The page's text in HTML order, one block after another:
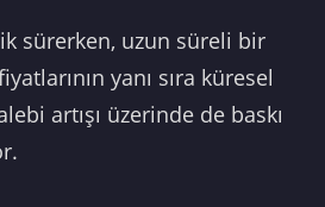
sürerken, uzun süreli bir
yanı sıra küresel
artışı üzerinde de baskı